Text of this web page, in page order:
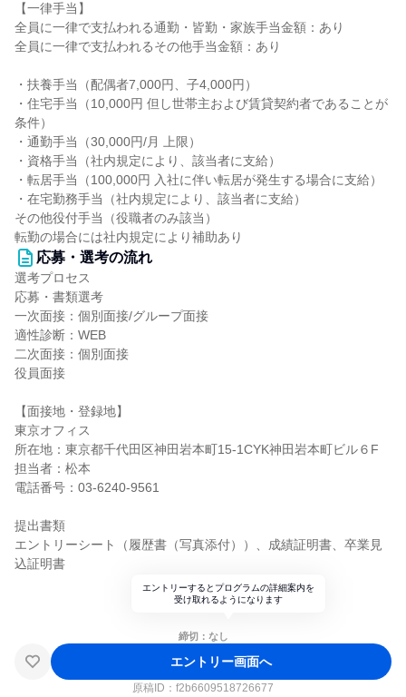
【一律手当】
全員に一律で支払われる通勤・皆勤・家族手当金額：あり
全員に一律で支払われるその他手当金額：あり
・扶養手当（配偶者7,000円、子4,000円）
・住宅手当（10,000円 但し世帯主および賃貸契約者であることが
条件）
・通勤手当（30,000円/月 上限）
・資格手当（社内規定により、該当者に支給）
・転居手当（100,000円 入社に伴い転居が発生する場合に支給）
・在宅勤務手当（社内規定により、該当者に支給）
その他役付手当（役職者のみ該当）
転勤の場合には社内規定により補助あり
応募・選考の流れ
選考プロセス
応募・書類選考
一次面接：個別面接/グループ面接
適性診断：WEB
二次面接：個別面接
役員面接
【面接地・登録地】
東京オフィス
所在地：東京都千代田区神田岩本町15-1CYK神田岩本町ビル６F
担当者：松本
電話番号：03-6240-9561
提出書類
エントリーシート（履歴書（写真添付））、成績証明書、卒業見
込証明書
エントリーするとプログラムの詳細案内を
受け取れるようになります
締切：なし
エントリー画面へ
原稿ID： f2b6609518726677